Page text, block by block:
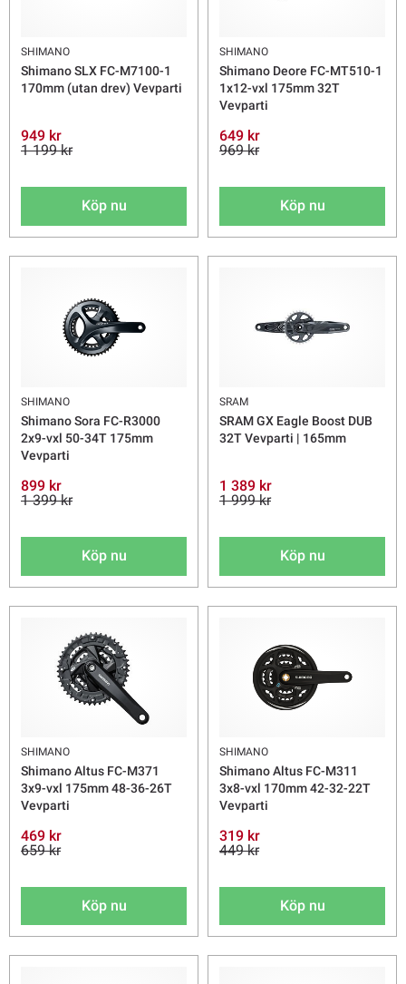
SHIMANO
Shimano SLX FC-M7100-1
170mm (utan drev) Vevparti
949 kr
1 199 kr
Köp nu
SHIMANO
Shimano Deore FC-MT510-1
1x12-vxl 175mm 32T
Vevparti
649 kr
969 kr
Köp nu
SHIMANO
Shimano Sora FC-R3000
2x9-vxl 50-34T 175mm
Vevparti
899 kr
1 399 kr
Köp nu
SRAM
SRAM GX Eagle Boost DUB
32T Vevparti | 165mm
1 389 kr
1 999 kr
Köp nu
SHIMANO
Shimano Altus FC-M371
3x9-vxl 175mm 48-36-26T
Vevparti
469 kr
659 kr
Köp nu
SHIMANO
Shimano Altus FC-M311
3x8-vxl 170mm 42-32-22T
Vevparti
319 kr
449 kr
Köp nu